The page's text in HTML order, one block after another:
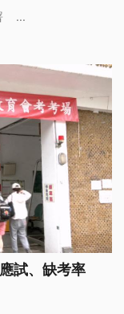
...
試、缺考率